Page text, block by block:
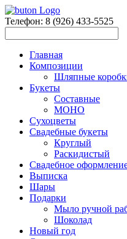
Телефон: 8 (926) 433-5525
Главная
Композиции
Шляпные
Букеты
Составные
МОНО
Сухоцветы
Свадебные букеты
Круглый
Раскидистый
Свадебное
Выписка
Шары
Подарки
Мыло ручной
Шоколад
Новый год